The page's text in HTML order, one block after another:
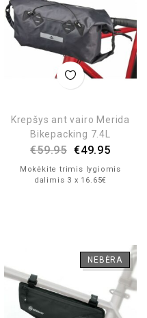
Krepšys ant vairo Merida
Bikepacking 7.4L
€59.95 €49.95
Mokėkite trimis lygiomis
dalimis 3 x 16.65€
NEBĖRA